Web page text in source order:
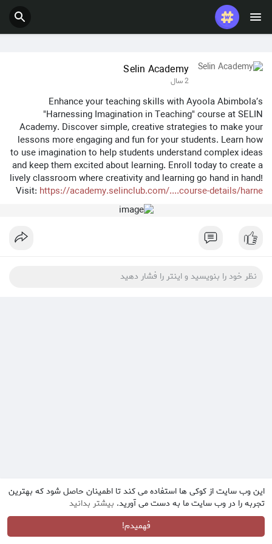
این وب سایت از کوکی ها استفاده می کند تا اطمینان حاصل شود که بهترین
تجربه را در وب سایت ما به دست می آورید. بیشتر بدانید
فهمیدم!
پست های محبوب
بودجه
Selin Academy
2 سال
Enhance your teaching skills with Ayoola Abimbola’s
"Harnessing Imagination in Teaching" course at SELIN
Academy. Discover simple, creative strategies to make your
lessons more engaging and fun for your students. Learn how
to use imagination to help students understand complex ideas
and keep them excited about learning. Enroll today to create a
lively classroom where creativity and learning go hand in hand!
Visit: https://academy.selinclub.com/....course-details/harne